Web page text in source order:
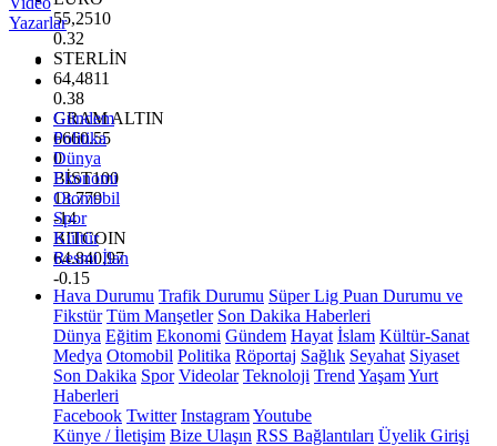
55,2510
0.32
STERLİN
64,4811
0.38
GRAM ALTIN
6660.55
0
BİST100
13.779
-14
BITCOIN
64.840,97
-0.15
Yazarlar
Gündem
Politika
Dünya
Ekonomi
Otomobil
Spor
Kültür
Resmi İlan
Hava Durumu Trafik Durumu Süper Lig Puan Durumu ve
Fikstür Tüm Manşetler Son Dakika Haberleri
Dünya Eğitim Ekonomi Gündem Hayat İslam Kültür-Sanat
Medya Otomobil Politika Röportaj Sağlık Seyahat Siyaset
Son Dakika Spor Videolar Teknoloji Trend YaşamYurt
Haberleri
Facebook Twitter InstagramYoutube
Künye / İletişim Bize Ulaşın RSS Bağlantıları Üyelik Girişi